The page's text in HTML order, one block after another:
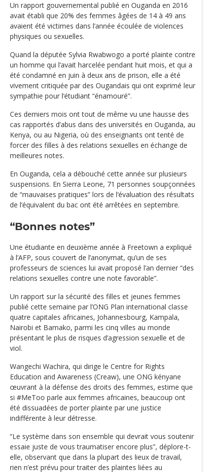
Un rapport gouvernemental publié en Ouganda en 2016
avait établi que 20% des femmes âgées de 14 à 49 ans
avaient été victimes dans l’année écoulée de violences
physiques ou sexuelles.
Quand la députée Sylvia Rwabwogo a porté plainte contre
un homme qui l’avait harcelée pendant huit mois, et qui a
été condamné en juin à deux ans de prison, elle a été
vivement critiquée par des Ougandais qui ont exprimé leur
sympathie pour l‘étudiant “énamouré”.
Ces derniers mois ont tout de même vu une hausse des
cas rapportés d’abus dans des universités en Ouganda, au
Kenya, ou au Nigeria, où des enseignants ont tenté de
forcer des filles à des relations sexuelles en échange de
meilleures notes.
En Ouganda, cela a débouché cette année sur plusieurs
suspensions. En Sierra Leone, 71 personnes soupçonnées
de “mauvaises pratiques” lors de l‘évaluation des résultats
de l‘équivalent du bac ont été arrêtées en septembre.
“Bonnes notes”
Une étudiante en deuxième année à Freetown a expliqué
à l’AFP, sous couvert de l’anonymat, qu’un de ses
professeurs de sciences lui avait proposé l’an dernier “des
relations sexuelles contre une note favorable”.
Un rapport sur la sécurité des filles et jeunes femmes
publié cette semaine par l’ONG Plan international classe
quatre capitales africaines, Johannesbourg, Kampala,
Nairobi et Bamako, parmi les cinq villes au monde
présentant le plus de risques d’agression sexuelle et de
viol.
Wangechi Wachira, qui dirige le Centre for Rights
Education and Awareness (Creaw), une ONG kényane
œuvrant à la défense des droits des femmes, estime que
si #MeToo parle aux femmes africaines, beaucoup ont
été dissuadées de porter plainte par une justice
indifférente à leur détresse.
“Le système dans son ensemble qui devrait vous soutenir
essaie juste de vous traumatiser encore plus”, déplore-t-
elle, observant que dans la plupart des lieux de travail,
rien n’est prévu pour traiter des plaintes liées au